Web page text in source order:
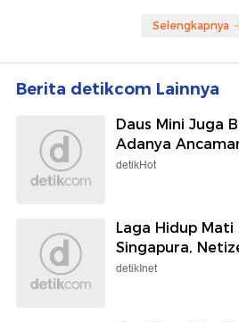
Selengkapnya
Berita detikcom Lainnya
Daus Mini Juga
Adanya
detikHot
Laga Hidup Mati
Singapura,
detikInet